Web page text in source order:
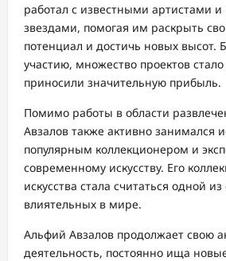
работал с известными артистами
звездами, помогая им раскрыть
потенциал и достичь новых высот.
участию, множество проектов
приносили значительную прибыль.
Помимо работы в области
Авзалов также активно занимался
популярным коллекционером и
современному искусству. Его
искусства стала считаться одной
влиятельных в мире.
Альфий Авзалов продолжает свою
деятельность, постоянно ища